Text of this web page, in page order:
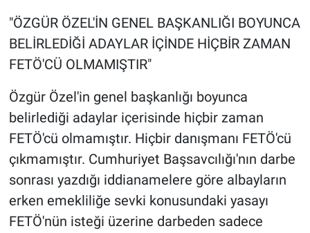
"ÖZGÜR ÖZEL'İN GENEL BAŞKANLIĞI BOYUNCA
BELİRLEDİĞİ ADAYLAR İÇİNDE HİÇBİR ZAMAN
FETÖ'CÜ OLMAMIŞTIR"
Özgür Özel'in genel başkanlığı boyunca
belirlediği adaylar içerisinde hiçbir zaman
FETÖ'cü olmamıştır. Hiçbir danışmanı FETÖ'cü
çıkmamıştır. Cumhuriyet Başsavcılığı'nın darbe
sonrası yazdığı iddianamelere göre albayların
erken emekliliğe sevki konusundaki yasayı
FETÖ'nün isteği üzerine darbeden sadece